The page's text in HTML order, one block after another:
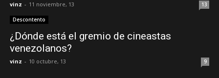
vinz - 11 noviembre, 13 13
Descontento
¿Dónde está el gremio de cineastas
venezolanos?
vinz - 10 octubre, 13 9